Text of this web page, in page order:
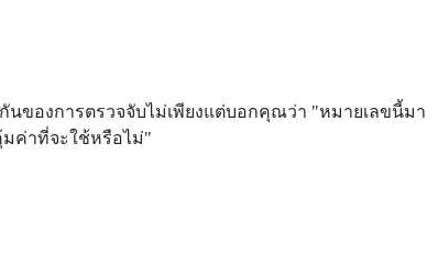
นของการตรวจจับไม่เพียงแต่บอกคุณว่า "หมายเลขนี้มา
ค่าที่จะใช้หรือไม่"